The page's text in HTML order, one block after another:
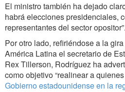
El ministro también ha dejado
habrá elecciones presidenciales,
representantes del sector opositor”.
Por otro lado, refiriéndose a la
América Latina el secretario de
Rex Tillerson, Rodríguez ha
como objetivo “realinear a
Gobierno estadounidense en la